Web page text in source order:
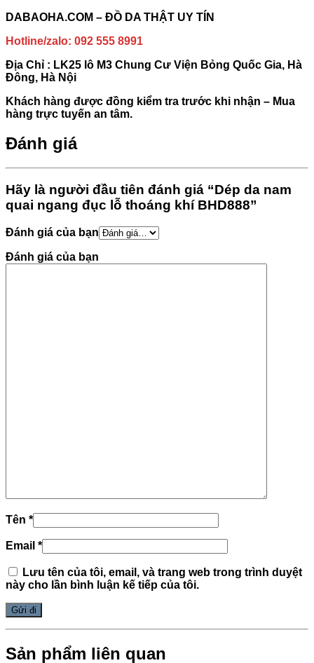
DABAOHA.COM – ĐỒ DA THẬT UY TÍN
Hotline/zalo: 092 555 8991
Địa Chỉ : LK25 lô M3 Chung Cư Viện Bỏng Quốc Gia, Hà
Đông, Hà Nội
Khách hàng được đồng kiểm tra trước khi nhận – Mua
hàng trực tuyến an tâm.
Đánh giá
Hãy là người đầu tiên đánh giá “Dép da nam
quai ngang đục lỗ thoáng khí BHD888”
Đánh giá của bạn
Đánh giá của bạn
Tên *
Email *
Lưu tên của tôi, email, và trang web trong trình duyệt
này cho lần bình luận kế tiếp của tôi.
Sản phẩm liên quan